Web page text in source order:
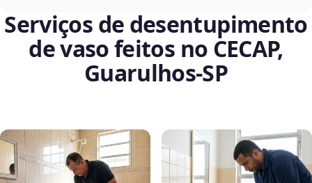
Serviços de desentupimento
de vaso feitos no CECAP,
Guarulhos‑SP